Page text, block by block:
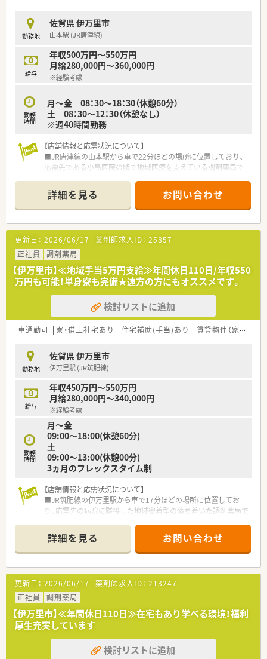
キャリアを積み活躍できるフィールドがございます。
＜ワークライフバランスを推進＞
■社内平均の残業時間は10時間～15時間以内となっており正社
員(S1)はみなし残業を超える事はありません。
在宅で想定される臨時処方や急な在宅訪問に対応する『臨時処方
ありません。
■年間休日は117日＋1日(バースデー休暇)で終日休みの日数と
なります。月によっては半休の組み合わせ等もシフトに組み込
■店舗異動に関しては、基本転居を伴わない異動となります。九
州エリアから関東エリアへなど転居を伴う異動がないため、地域
に根付いた勤務が可能です。
見を集約して作っているので業務負荷軽減につながっておりま
す。
■麻薬の取り扱いが多い店舗やカテーテル・ポンプ処方を行って
いる店舗もございます。
緩和ケアの資格を持っている薬剤師が2名（調剤薬局勤務薬剤師
54名）在籍しており、患者様に寄り添った仕事を経験することが
でき知識・スキル向上も図れる環境です。
■店舗管理を各薬局長へ任せており、社長から店舗の運営や数字
管理の研修を受けることができスキルアップ・キャリアアップが
形成出来る環境です。
■薬剤師から営業職など社内でのジョブチェンジも相談の上、可
能です。
■企業・官公庁出身の未経験の方や、病院出身の方も多数活躍し
勤務地
佐賀県 伊万里市
山本駅 (JR唐津線)
給与
年収500万円～550万円
月給280,000円～360,000円
※経験考慮
勤務
時間
月～金 08：30～18：30（休憩60分）
土 08：30～12：30（休憩なし）
※週40時間勤務
【店舗情報と応需状況について】
■JR唐津線の山本駅から車で22分ほどの場所に位置しており、
応需先である小島医院の隣で地域医療を支えている調剤薬局で
■主な応需科目は内科と胃腸科であり、処方箋枚数は1日あたり
安定しており、常勤薬剤師2名の体制で丁寧に対応を行っていま
す。
■地域に根ざした医療を提供しており、患者様一人ひとりと向き
合う服薬指導を大切にしながら、信頼関係を築き上げている店舗
です。
【募集背景と求める人物像について】
■今回は欠員補充に伴う「急募」の正社員募集であり、地域の皆
さまへ変わらぬ安心を届けるために、即戦力となる方を求めてい
ます。
■調剤経験がありつつ、スタッフや患者様と円滑な関係を築ける
協調性の高い方や、周囲と協力して業務に励める方を歓迎いたし
ます。
新しい知識を自発的に吸収していきたい意欲のある方を求めて
います。
【法人特徴について】
■佐賀県と福岡県に10店舗以上を展開する安定したチェーン薬
局であり、漢方相談や未病対策に強みを持つユニークな法人で
す。
■漢方専門の薬剤師が常駐し、セミナーや料理教室を開催するな
ど、薬の提供に留まらない多角的な健康サポートを実施していま
す。
■木造の温もりある店舗やカフェを併設した施設を運営するな
ど、地域住民が集う新しい形のコミュニティ薬局を追求していま
【求人情報について】
■想定年収は500万円から550万円の範囲で提示されており、こ
れまでの調剤経験や管理能力を正当に考慮して決定いたしま
す。
■伊万里市内の店舗で就業される場合には別途地域手当が付与
されるため、条件次第で更なる高待遇を目指すことが可能な環境
です。
■昇給は年1回、賞与は年2回の機会が設けられており、日頃の業
務貢献がしっかりと給与に反映される納得感の高い報酬体系で
す。
【勤務実態について】
■1ヶ月単位の変形労働制を採用しており、各店舗で残業はほと
んど発生していないため、オンとオフの切り替えが非常にスムー
詳細を見る お問い合わせ
更新日： 2026/06/17 薬剤師求人ID： 25857
正社員
調剤薬局
【伊万里市】≪地域手当5万円支給≫年間休日110日/年収550
万円も可能！単身寮も完備★遠方の方にもオススメです。
検討リストに追加
車通勤可 寮・借上社宅あり 住宅補助(手当)あり 賃貸物件（家具なし）
勤務地
佐賀県 伊万里市
伊万里駅 (JR筑肥線)
給与
年収450万円～550万円
月給280,000円～340,000円
※経験考慮
勤務
時間
月～金
09:00～18:00(休憩60分)
土
09:00～13:00(休憩00分)
3ヵ月のフレックスタイム制
【店舗情報と応需状況について】
■JR筑肥線の伊万里駅から車で17分ほどの場所に位置してお
り、応需先の病院に隣接した地域密着型の落ち着いた調剤薬局で
■内科や精神科をメインに1日平均60枚から70枚ほどの処方箋
を受け付けており、常勤薬剤師4名の手厚い体制で対応していま
す。
■外来業務だけでなく老人ホーム等の施設調剤や在宅業務も行
っており、1200品目を超える豊富な在庫を扱うことが可能です。
【募集背景と求める人物像について】
■地域の方々の健康を支えるために即戦力として活躍できる薬
剤師の方を求めています。
■周囲のスタッフと円滑に連携が取れる協調性を持ち、患者様一
人ひとりに対して誠実に向き合えるお人柄を重視した採用で
詳細を見る お問い合わせ
更新日： 2026/06/17 薬剤師求人ID： 213247
正社員
調剤薬局
【伊万里市】≪年間休日110日≫在宅もあり学べる環境！福利
厚生充実しています
検討リストに追加